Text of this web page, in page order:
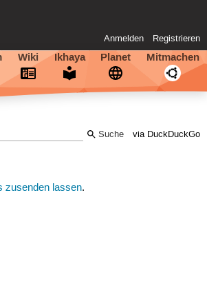
Anmelden Registrieren
Wiki Ikhaya Planet Mitmachen
via DuckDuckGo
zusenden lassen.